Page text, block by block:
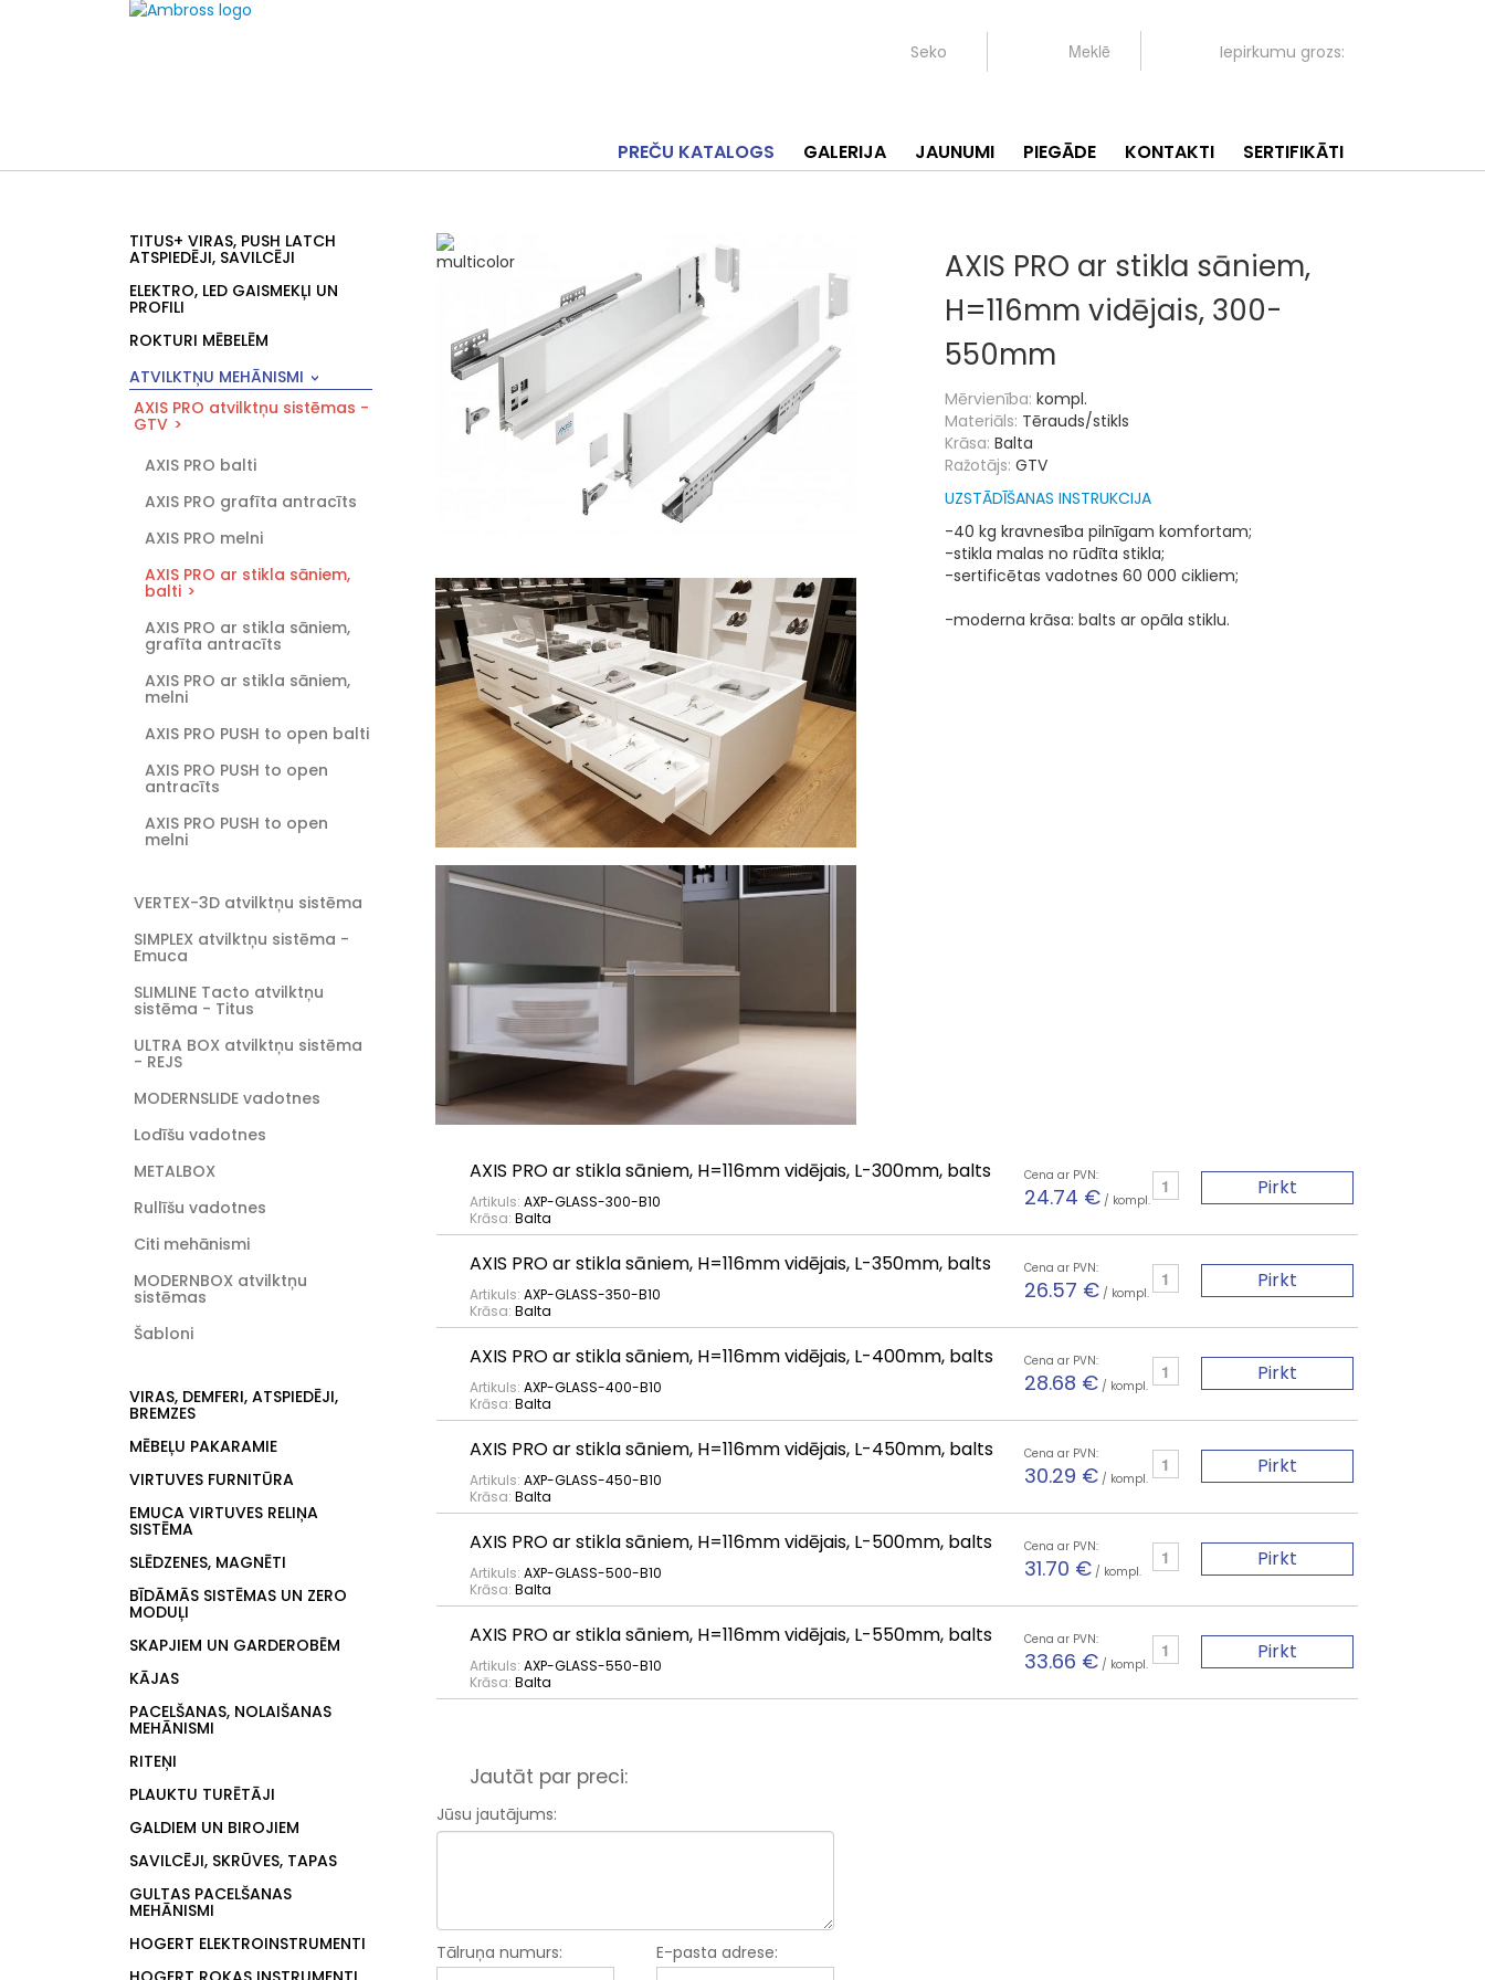
Seko Iepirkumu grozs:
PREČU KATALOGS GALERIJA JAUNUMI PIEGĀDE KONTAKTI SERTIFIKĀTI
TITUS+ VIRAS, PUSH LATCH
ATSPIEDĒJI, SAVILCĒJI
ELEKTRO, LED GAISMEKĻI UN
PROFILI
ROKTURI MĒBELĒM
ATVILKTŅU MEHĀNISMI
AXIS PRO atvilktņu sistēmas -
GTV
AXIS PRO balti
AXIS PRO grafīta antracīts
AXIS PRO melni
AXIS PRO ar stikla sāniem,
balti
AXIS PRO ar stikla sāniem,
grafīta antracīts
AXIS PRO ar stikla sāniem,
melni
AXIS PRO PUSH to open balti
AXIS PRO PUSH to open
antracīts
AXIS PRO PUSH to open
melni
VERTEX-3D atvilktņu sistēma
SIMPLEX atvilktņu sistēma -
Emuca
SLIMLINE Tacto atvilktņu
sistēma - Titus
ULTRA BOX atvilktņu sistēma
- REJS
MODERNSLIDE vadotnes
Lodīšu vadotnes
METALBOX
Rullīšu vadotnes
Citi mehānismi
MODERNBOX atvilktņu
sistēmas
Šabloni
VIRAS, DEMFERI, ATSPIEDĒJI,
BREMZES
MĒBEĻU PAKARAMIE
VIRTUVES FURNITŪRA
EMUCA VIRTUVES RELIŅA
SISTĒMA
SLĒDZENES, MAGNĒTI
BĪDĀMĀS SISTĒMAS UN ZERO
MODUĻI
SKAPJIEM UN GARDEROBĒM
KĀJAS
PACELŠANAS, NOLAIŠANAS
MEHĀNISMI
RITEŅI
PLAUKTU TURĒTĀJI
GALDIEM UN BIROJIEM
SAVILCĒJI, SKRŪVES, TAPAS
GULTAS PACELŠANAS
MEHĀNISMI
HOGERT ELEKTROINSTRUMENTI
AXIS PRO ar stikla sāniem,
H=116mm vidējais, 300-
550mm
Mērvienība: kompl.
Materiāls: Tērauds/stikls
Krāsa: Balta
Ražotājs: GTV
UZSTĀDĪŠANAS INSTRUKCIJA
-40 kg kravnesība pilnīgam komfortam;
-stikla malas no rūdīta stikla;
-sertificētas vadotnes 60 000 cikliem;
-moderna krāsa: balts ar opāla stiklu.
AXIS PRO ar stikla sāniem, H=116mm vidējais, L-300mm, balts
Artikuls: AXP-GLASS-300-B10
Krāsa: Balta
Cena ar PVN:
24.74 € / kompl.
Pirkt
AXIS PRO ar stikla sāniem, H=116mm vidējais, L-350mm, balts
Artikuls: AXP-GLASS-350-B10
Krāsa: Balta
Cena ar PVN:
26.57 € / kompl.
Pirkt
AXIS PRO ar stikla sāniem, H=116mm vidējais, L-400mm, balts
Artikuls: AXP-GLASS-400-B10
Krāsa: Balta
Cena ar PVN:
28.68 € / kompl.
Pirkt
AXIS PRO ar stikla sāniem, H=116mm vidējais, L-450mm, balts
Artikuls: AXP-GLASS-450-B10
Krāsa: Balta
Cena ar PVN:
30.29 € / kompl.
Pirkt
AXIS PRO ar stikla sāniem, H=116mm vidējais, L-500mm, balts
Artikuls: AXP-GLASS-500-B10
Krāsa: Balta
Cena ar PVN:
31.70 € / kompl.
Pirkt
AXIS PRO ar stikla sāniem, H=116mm vidējais, L-550mm, balts
Artikuls: AXP-GLASS-550-B10
Krāsa: Balta
Cena ar PVN:
33.66 € / kompl.
Pirkt
Jautāt par preci:
Jūsu jautājums:
Tālruņa numurs: E-pasta adrese: